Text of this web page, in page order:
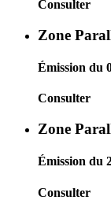
Consulter
Zone
Émission du
Consulter
Zone
Émission du
Consulter